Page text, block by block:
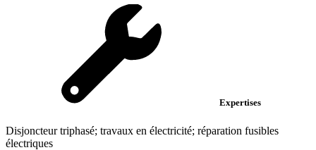
Expertises
Disjoncteur triphasé; travaux en électricité; réparation fusibles
électriques